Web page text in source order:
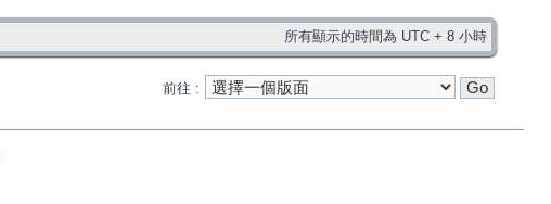
所有顯示的時間為 UTC + 8 小時
前往 :